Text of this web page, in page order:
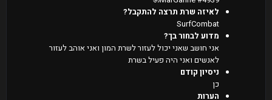
לאיזה שרת תרצה להתקבל?
SurfCombat
מדוע לבחור בך?
אני חושב שאני יכול לעזור לשרת המון ואני אוהב לעזור
לאנשים ואני היה פעיל בשרת
ניסיון קודם
כן
הערות